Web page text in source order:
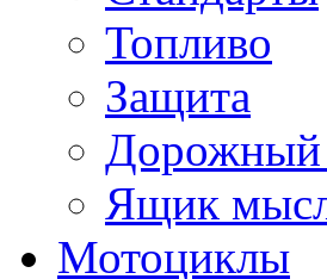
Топливо
Защита
Ящик
Мотоциклы